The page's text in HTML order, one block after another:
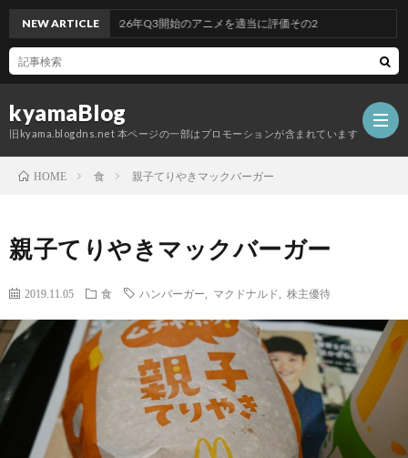
kyamaBlog
旧kyama.blogdns.net 本ページの一部はプロモーションが含まれています
NEW ARTICLE2026年Q3開始のアニメを適当に評価その2
HOME 食 親子てりやきマックバーガー
親子てりやきマックバーガー
2019.11.05 食 ハンバーガー マクドナルド 株主優待